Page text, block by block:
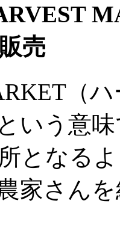
売
（
いう意
となる
家さん